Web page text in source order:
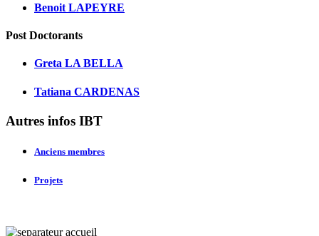
Benoit LAPEYRE
Post Doctorants
Greta LA BELLA
Tatiana CARDENAS
Autres infos IBT
Anciens membres
Projets